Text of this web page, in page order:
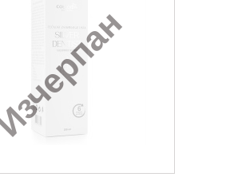
Изчерпан